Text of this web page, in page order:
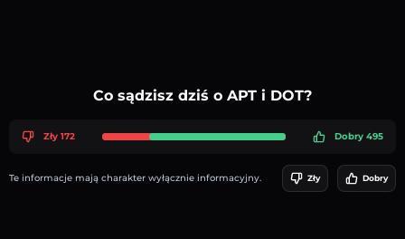
Co sądzisz dziś o APT i DOT?
Zły 172 Dobry 495
Te informacje mają charakter wyłącznie informacyjny. Zły Dobry